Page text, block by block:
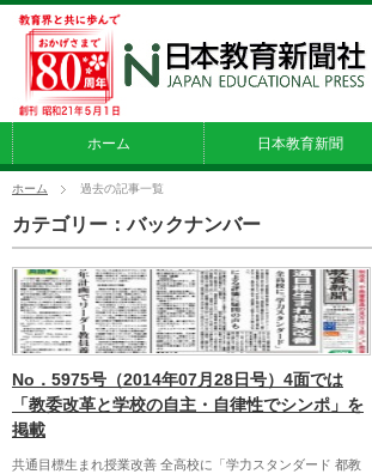
ホーム 日本教育新聞
ホーム 過去の記事一覧
カテゴリー：バックナンバー
No．5975号（2014年07月28日号）4面では
「教委改革と学校の自主・自律性でシンポ」を
掲載
共通目標生まれ授業改善 全高校に「学力スタンダード 都教